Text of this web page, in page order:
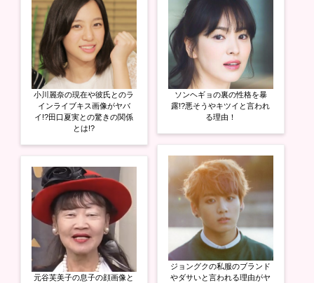
き
ま
す
)
小川麗奈の現在や彼氏とのラ
インライブキス画像がヤバ
イ!?田口夏実との驚きの関係
とは!?
元谷芙美子の息子の顔画像と
ソンヘギョの裏の性格を暴
露!?悪そうやキツイと言われ
る理由！
ジョングクの私服のブランド
やダサいと言われる理由がヤ